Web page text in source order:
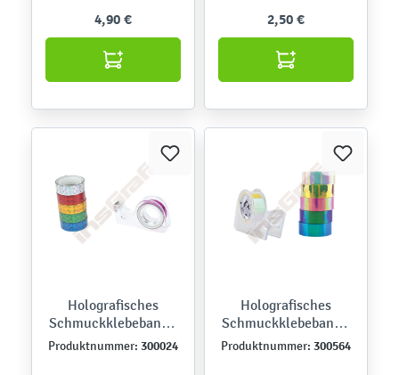
4,90 € 2,50 €
Holografisches
Schmuckklebeband -
Set 1
Produktnummer: 300024
Holografisches
Schmuckklebeband -
Set 2
Produktnummer: 300564